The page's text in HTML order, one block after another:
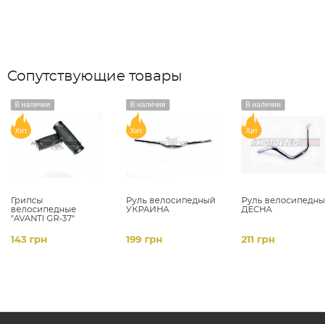
Сопутствующие товары
Грипсы
велосипедные
"AVANTI GR-37"
цвет:черный
В наличии
Хит
143 грн
Руль велосипедный
УКРАИНА
В наличии
Хит
199 грн
Руль
ДЕСНА
В наличии
Хит
211 грн